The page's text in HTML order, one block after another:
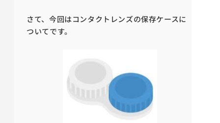
さて、今回はコンタクトレンズの保存ケースに
ついてです。